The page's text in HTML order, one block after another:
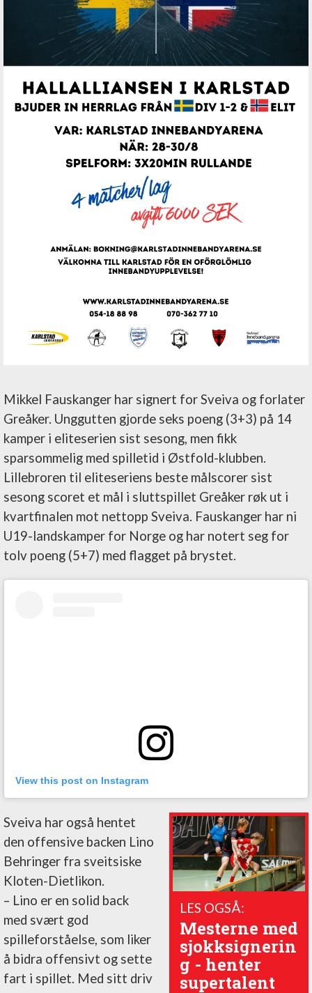
Mikkel Fauskanger har signert for Sveiva og forlater
Greåker. Unggutten gjorde seks poeng (3+3) på 14
kamper i eliteserien sist sesong, men fikk
sparsommelig med spilletid i Østfold-klubben.
Lillebroren til eliteseriens beste målscorer sist
sesong scoret et mål i sluttspillet Greåker røk ut i
kvartfinalen mot nettopp Sveiva. Fauskanger har ni
U19-landskamper for Norge og har notert seg for
tolv poeng (5+7) med flagget på brystet.
View this post on Instagram
LES OGSÅ:
Mesterne med
sjokksignerin
g - henter
supertalent
Sveiva har også hentet
den offensive backen Lino
Behringer fra sveitsiske
Kloten-Dietlikon.
– Lino er en solid back
med svært god
spilleforståelse, som liker
å bidra offensivt og sette
fart i spillet. Med sitt driv